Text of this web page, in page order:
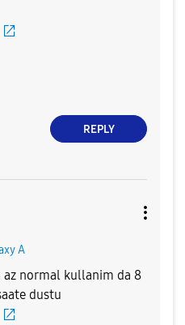
REPLY
A
az normal kullanim da 8
dustu